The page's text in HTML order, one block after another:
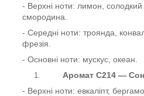
- Верхні ноти: лимон,
смородина.
- Середні ноти: троянда,
фрезія.
- Основні ноти: мускус, океан.
Аромат С214 —
- Верхні ноти: евкаліпт,